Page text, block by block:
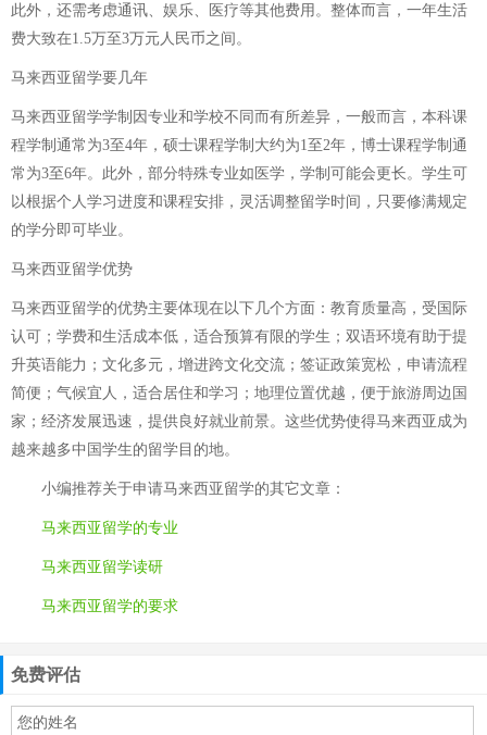
此外，还需考虑通讯、娱乐、医疗等其他费用。整体而言，一年生活
费大致在1.5万至3万元人民币之间。
马来西亚留学要几年
马来西亚留学学制因专业和学校不同而有所差异，一般而言，本科课
程学制通常为3至4年，硕士课程学制大约为1至2年，博士课程学制通
常为3至6年。此外，部分特殊专业如医学，学制可能会更长。学生可
以根据个人学习进度和课程安排，灵活调整留学时间，只要修满规定
的学分即可毕业。
马来西亚留学优势
马来西亚留学的优势主要体现在以下几个方面：教育质量高，受国际
认可；学费和生活成本低，适合预算有限的学生；双语环境有助于提
升英语能力；文化多元，增进跨文化交流；签证政策宽松，申请流程
简便；气候宜人，适合居住和学习；地理位置优越，便于旅游周边国
家；经济发展迅速，提供良好就业前景。这些优势使得马来西亚成为
越来越多中国学生的留学目的地。
小编推荐关于申请马来西亚留学的其它文章：
马来西亚留学的专业
马来西亚留学读研
马来西亚留学的要求
免费评估